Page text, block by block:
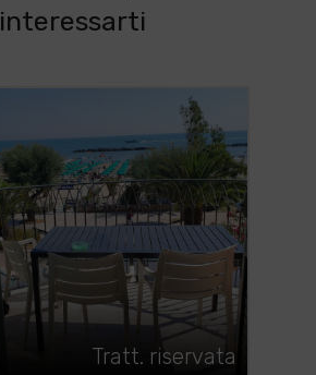
interessarti
Tratt. riservata